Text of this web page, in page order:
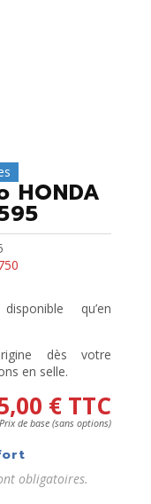
qu’en
dès votre
en selle.
€ TTC
Prix de base (sans options)
obligatoires.